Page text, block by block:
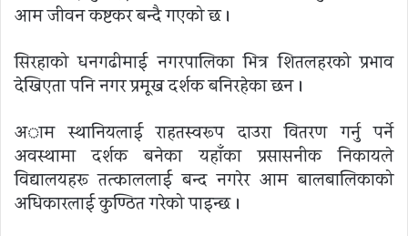
आम जीवन कष्टकर बन्दै गएको छ ।
सिरहाको धनगढीमाई नगरपालिका भित्र शितलहरको प्रभाव
देखिएता पनि नगर प्रमूख दर्शक बनिरहेका छन ।
अाम स्थानियलाई राहतस्वरूप दाउरा वितरण गर्नु पर्ने
अवस्थामा दर्शक बनेका यहाँका प्रसासनीक निकायले
विद्यालयहरू तत्काललाई बन्द नगरेर आम बालबालिकाको
अधिकारलाई कुण्ठित गरेको पाइन्छ ।